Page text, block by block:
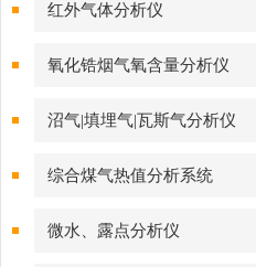
红外气体分析仪
氧化锆烟气氧含量分析仪
沼气|填埋气|瓦斯气分析仪
综合煤气热值分析系统
微水、露点分析仪